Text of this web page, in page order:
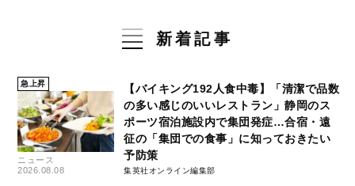
新着記事
急上昇
ニュース
2026.08.08
【バイキング192人食中毒】「清潔で品数
の多い感じのいいレストラン」静岡のス
ポーツ宿泊施設内で集団発症…合宿・遠
征の「集団での食事」に知っておきたい
予防策
集英社オンライン編集部